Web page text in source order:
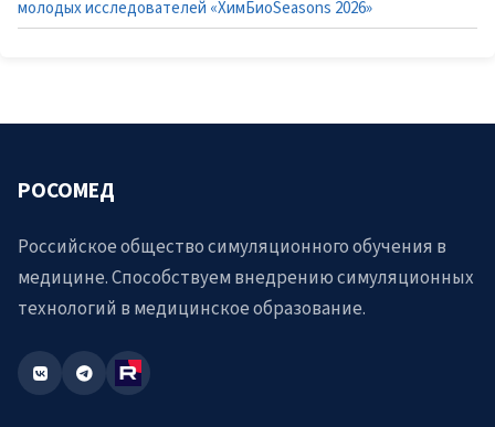
молодых исследователей «ХимБиоSeasons 2026»
РОСОМЕД
Российское общество симуляционного обучения в
медицине. Способствуем внедрению симуляционных
технологий в медицинское образование.